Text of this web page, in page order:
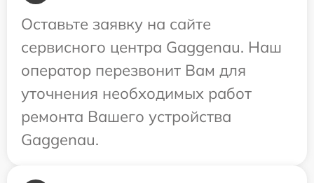
Оставьте заявку на сайте
сервисного центра Gaggenau. Наш
оператор перезвонит Вам для
уточнения необходимых работ
ремонта Вашего устройства
Gaggenau.